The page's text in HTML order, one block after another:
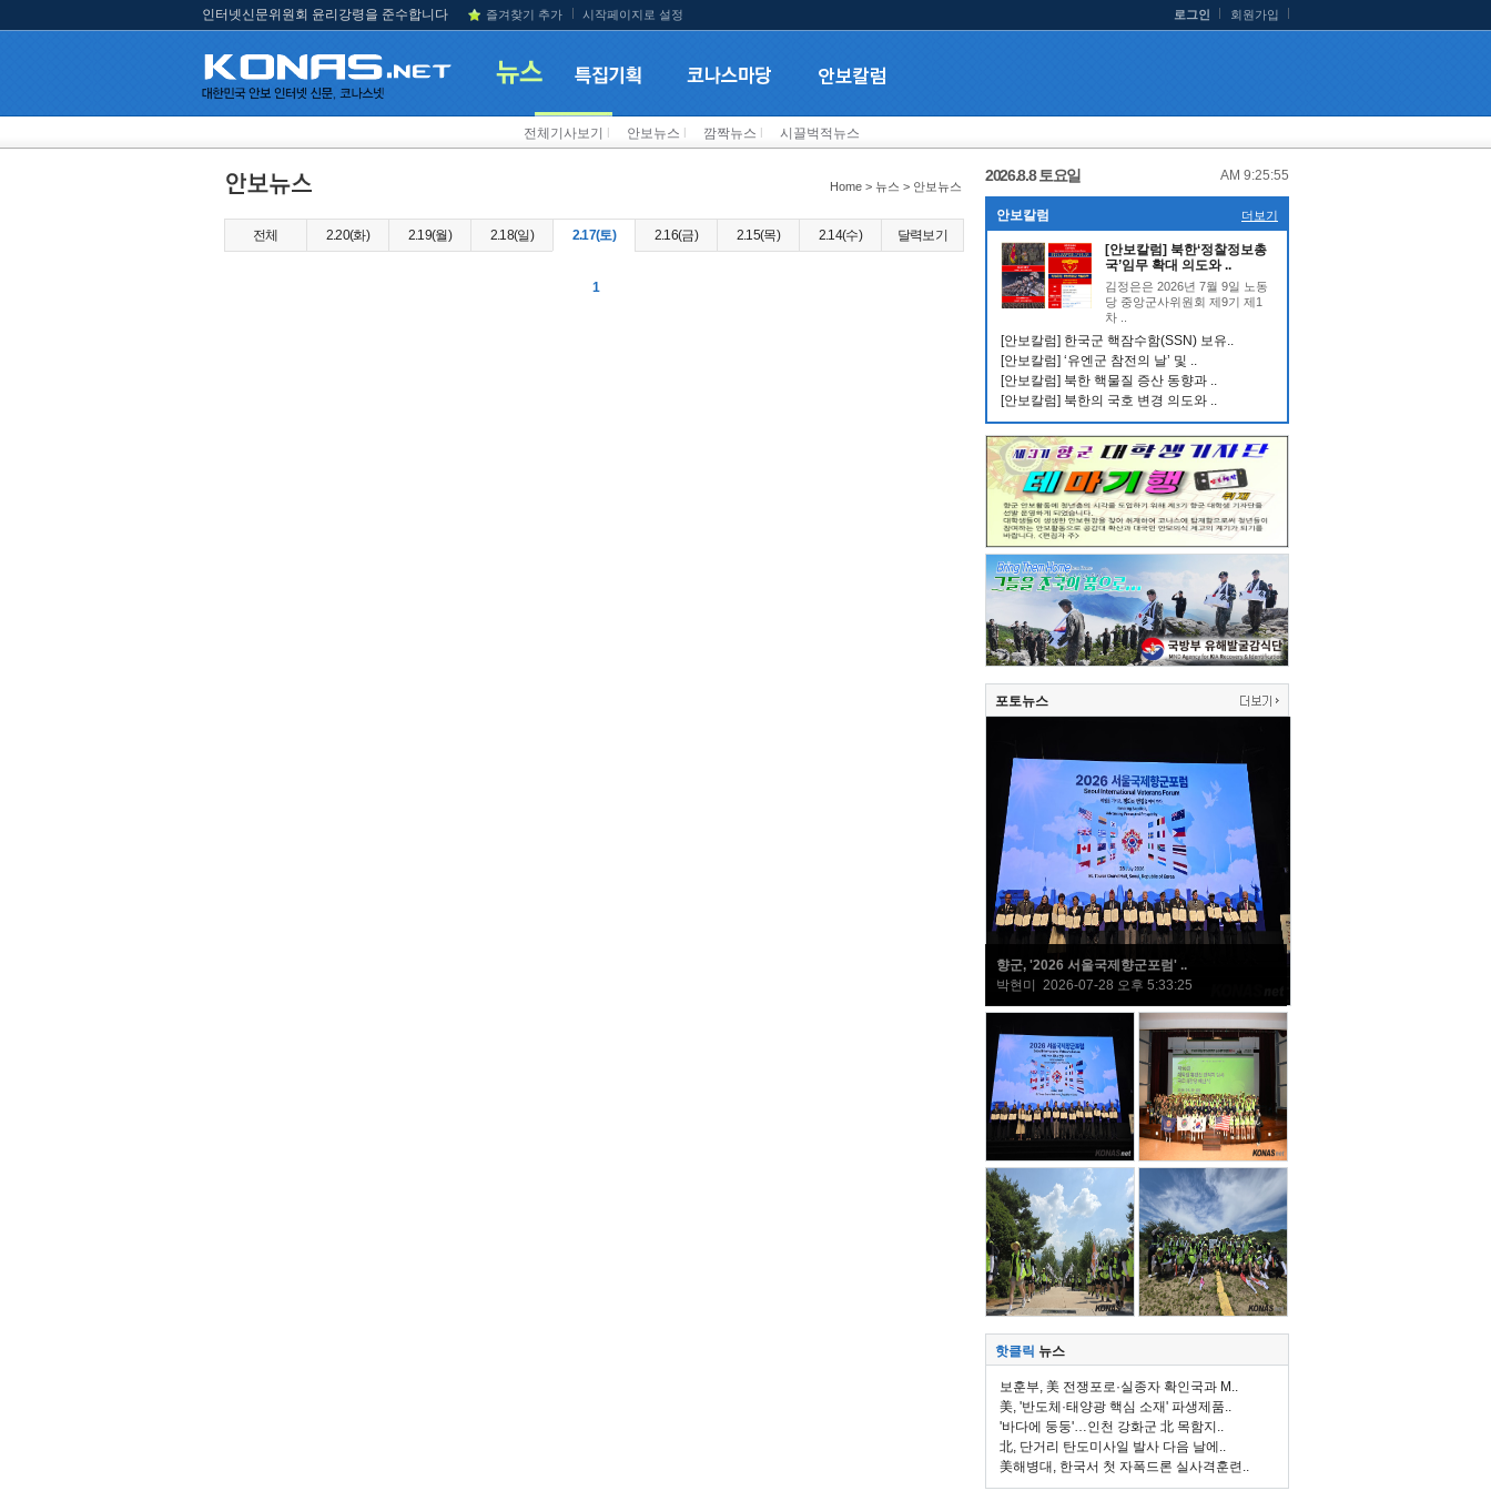
인터넷신문위원회 윤리강령을 준수합니다 즐겨찾기 추가 시작페이지로 설정 로그인 회원가입
전체기사보기 안보뉴스 깜짝뉴스 시끌벅적뉴스
Home > 뉴스 > 안보뉴스
전체 2.20(화) 2.19(월) 2.18(일) 2.17(토) 2.16(금) 2.15(목) 2.14(수) 달력보기
1
2026.8.8 토요일 AM 9:25:55
안보칼럼 더보기
[안보칼럼] 북한‘정찰정보총
국’임무 확대 의도와 ..
김정은은 2026년 7월 9일 노동
당 중앙군사위원회 제9기 제1
차 ..
[안보칼럼] 한국군 핵잠수함(SSN) 보유..
[안보칼럼] ‘유엔군 참전의 날’ 및 ..
[안보칼럼] 북한 핵물질 증산 동향과 ..
[안보칼럼] 북한의 국호 변경 의도와 ..
포토뉴스
향군, '2026 서울국제향군포럼' ..
박현미 2026-07-28 오후 5:33:25
핫클릭 뉴스
보훈부, 美 전쟁포로·실종자 확인국과 M..
美, '반도체·태양광 핵심 소재' 파생제품..
'바다에 둥둥'…인천 강화군 北 목함지..
北, 단거리 탄도미사일 발사 다음 날에..
美해병대, 한국서 첫 자폭드론 실사격훈련..